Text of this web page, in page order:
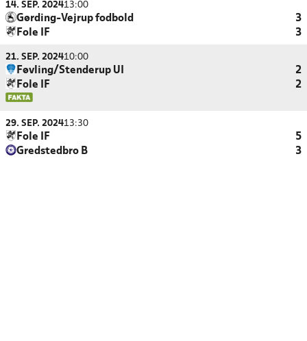
14. SEP. 202413:00
Gørding-Vejrup fodbold
3
Fole IF
3
21. SEP. 202410:00
Føvling/Stenderup UI
2
Fole IF
2
29. SEP. 202413:30
Fole IF
5
Gredstedbro B
3